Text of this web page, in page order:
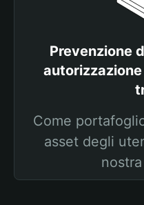
Prevenzione
Come
asset degli